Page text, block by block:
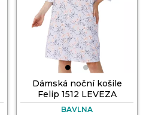
Dámská noční košile
Felip 1512 LEVEZA
BAVLNA